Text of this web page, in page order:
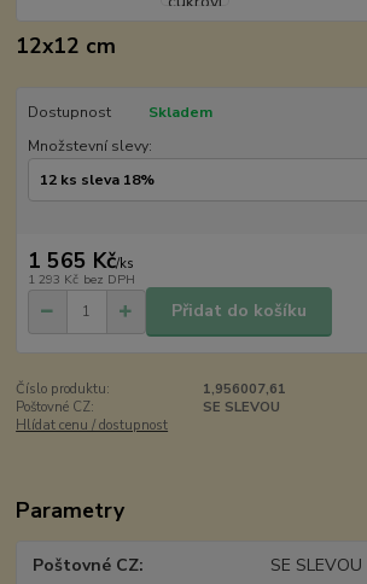
12x12 cm
Dostupnost
Skladem
Množstevní slevy:
1 565 Kč/ks
1 293 Kč bez DPH
Přidat do košíku
Číslo produktu:
1,956007,61
Poštovné CZ:
SE SLEVOU
Hlídat cenu / dostupnost
Parametry
Poštovné CZ SE SLEVOU